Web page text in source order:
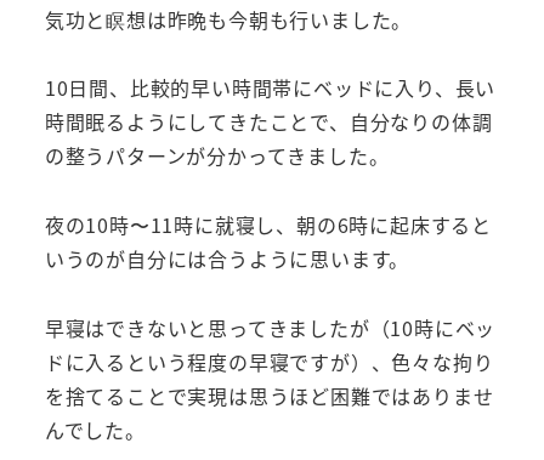
気功と瞑想は昨晩も今朝も行いました。
10日間、比較的早い時間帯にベッドに入り、長い
時間眠るようにしてきたことで、自分なりの体調
の整うパターンが分かってきました。
夜の10時〜11時に就寝し、朝の6時に起床すると
いうのが自分には合うように思います。
早寝はできないと思ってきましたが（10時にベッ
ドに入るという程度の早寝ですが）、色々な拘り
を捨てることで実現は思うほど困難ではありませ
んでした。